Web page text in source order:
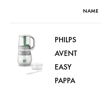
NAME
PHILPS
AVENT
EASY
PAPPA